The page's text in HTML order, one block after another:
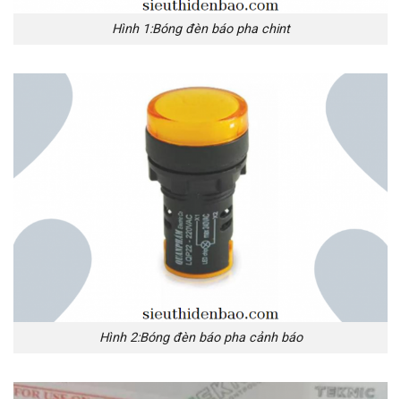
Hình 1:Bóng đèn báo pha chint
Hình 2:Bóng đèn báo pha cảnh báo